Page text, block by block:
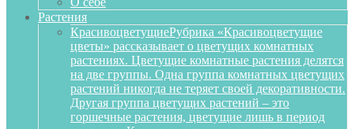
Растения
КрасивоцветущиеРубрика «Красивоцветущие
цветы» рассказывает о цветущих комнатных
растениях. Цветущие комнатные растения делятся
на две группы. Одна группа комнатных цветущих
растений никогда не теряет своей декоративности.
Другая группа цветущих растений – это
горшечные растения, цветущие лишь в период